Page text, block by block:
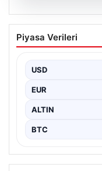
04.08.2026
FED faiz
Nisan ayı faiz
Piyasa Verileri
USD
EUR
ALTIN
BTC